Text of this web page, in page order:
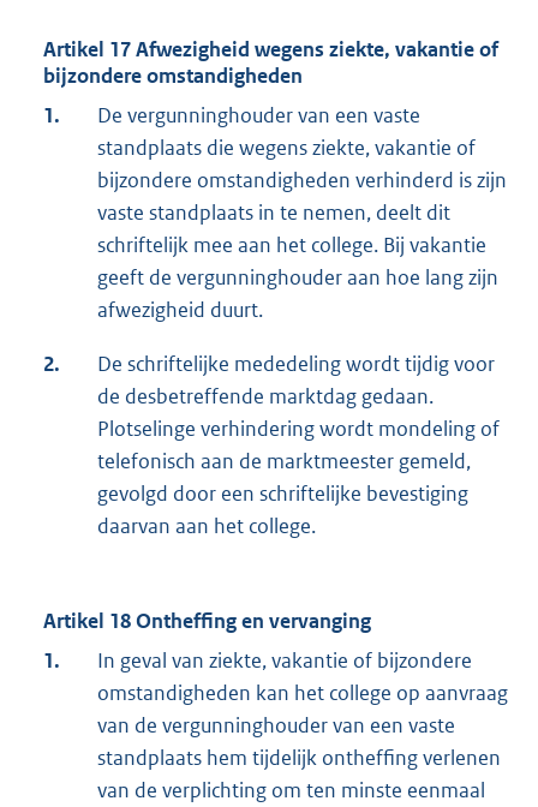
Artikel 17 Afwezigheid wegens ziekte, vakantie of
bijzondere omstandigheden
1.
De vergunninghouder van een vaste
standplaats die wegens ziekte, vakantie of
bijzondere omstandigheden verhinderd is zijn
vaste standplaats in te nemen, deelt dit
schriftelijk mee aan het college. Bij vakantie
geeft de vergunninghouder aan hoe lang zijn
afwezigheid duurt.
2.
De schriftelijke mededeling wordt tijdig voor
de desbetreffende marktdag gedaan.
Plotselinge verhindering wordt mondeling of
telefonisch aan de marktmeester gemeld,
gevolgd door een schriftelijke bevestiging
daarvan aan het college.
Artikel 18 Ontheffing en vervanging
1.
In geval van ziekte, vakantie of bijzondere
omstandigheden kan het college op aanvraag
van de vergunninghouder van een vaste
standplaats hem tijdelijk ontheffing verlenen
van de verplichting om ten minste eenmaal